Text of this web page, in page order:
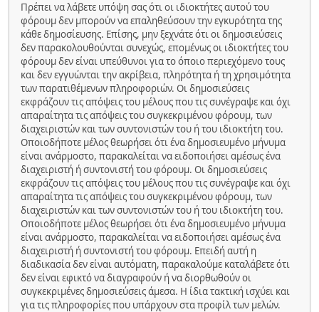
Πρέπει να λάβετε υπόψη σας ότι οι ιδιοκτήτες αυτού του
φόρουμ δεν μπορούν να επαληθεύσουν την εγκυρότητα της
κάθε δημοσίευσης. Επίσης, μην ξεχνάτε ότι οι δημοσιεύσεις
δεν παρακολουθούνται συνεχώς, επομένως οι ιδιοκτήτες του
φόρουμ δεν είναι υπεύθυνοι για το όποιο περιεχόμενο τους
και δεν εγγυώνται την ακρίβεια, πληρότητα ή τη χρησιμότητα
των παρατιθέμενων πληροφοριών. Οι δημοσιεύσεις
εκφράζουν τις απόψεις του μέλους που τις συνέγραψε και όχι
απαραίτητα τις απόψεις του συγκεκριμένου φόρουμ, των
διαχειριστών και των συντονιστών του ή του ιδιοκτήτη του.
Οποιοδήποτε μέλος θεωρήσει ότι ένα δημοσιευμένο μήνυμα
είναι ανάρμοστο, παρακαλείται να ειδοποιήσει αμέσως ένα
διαχειριστή ή συντονιστή του φόρουμ. Οι δημοσιεύσεις
εκφράζουν τις απόψεις του μέλους που τις συνέγραψε και όχι
απαραίτητα τις απόψεις του συγκεκριμένου φόρουμ, των
διαχειριστών και των συντονιστών του ή του ιδιοκτήτη του.
Οποιοδήποτε μέλος θεωρήσει ότι ένα δημοσιευμένο μήνυμα
είναι ανάρμοστο, παρακαλείται να ειδοποιήσει αμέσως ένα
διαχειριστή ή συντονιστή του φόρουμ. Επειδή αυτή η
διαδικασία δεν είναι αυτόματη, παρακαλούμε καταλάβετε ότι
δεν είναι εφικτό να διαγραφούν ή να διορθωθούν οι
συγκεκριμένες δημοσιεύσεις άμεσα. Η ίδια τακτική ισχύει και
για τις πληροφορίες που υπάρχουν στα προφίλ των μελών.